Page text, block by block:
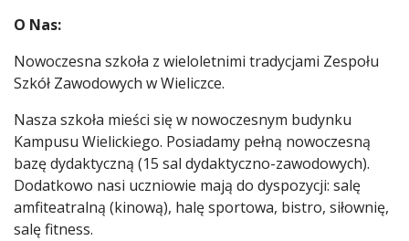
O Nas:
Nowoczesna szkoła z wieloletnimi tradycjami Zespołu
Szkół Zawodowych w Wieliczce.
Nasza szkoła mieści się w nowoczesnym budynku
Kampusu Wielickiego. Posiadamy pełną nowoczesną
bazę dydaktyczną (15 sal dydaktyczno-zawodowych).
Dodatkowo nasi uczniowie mają do dyspozycji: salę
amfiteatralną (kinową), halę sportowa, bistro, siłownię,
salę fitness.